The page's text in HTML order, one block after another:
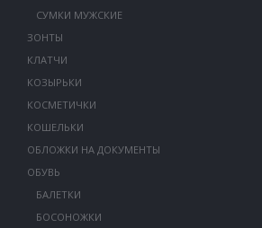
СУМКИ МУЖСКИЕ
ЗОНТЫ
КЛАТЧИ
КОЗЫРЬКИ
КОСМЕТИЧКИ
КОШЕЛЬКИ
ОБЛОЖКИ НА ДОКУМЕНТЫ
ОБУВЬ
БАЛЕТКИ
БОСОНОЖКИ